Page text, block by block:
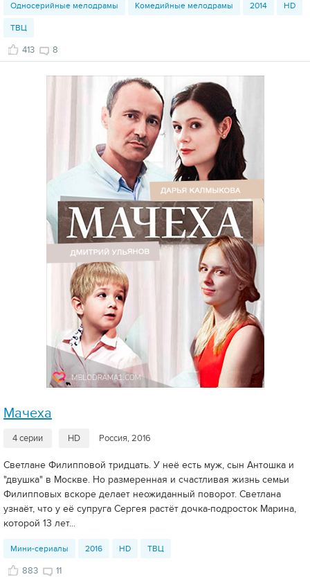
Односерийные мелодрамы Комедийные мелодрамы 2014 HD
ТВЦ
413 8
Мачеха
4 серии HD Россия, 2016
Светлане Филипповой тридцать. У неё есть муж, сын Антошка и
"двушка" в Москве. Но размеренная и счастливая жизнь семьи
Филипповых вскоре делает неожиданный поворот. Светлана
узнаёт, что у её супруга Сергея растёт дочка-подросток Марина,
которой 13 лет...
Мини-сериалы 2016 HD ТВЦ
883 11